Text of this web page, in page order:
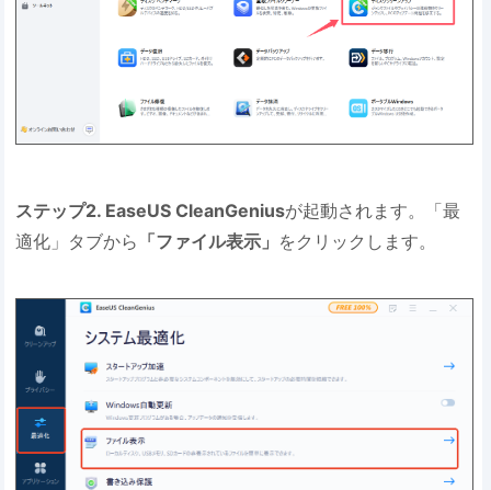
ステップ2. EaseUS CleanGeniusが起動されます。「最
適化」タブから 「ファイル表示」 をクリックします。